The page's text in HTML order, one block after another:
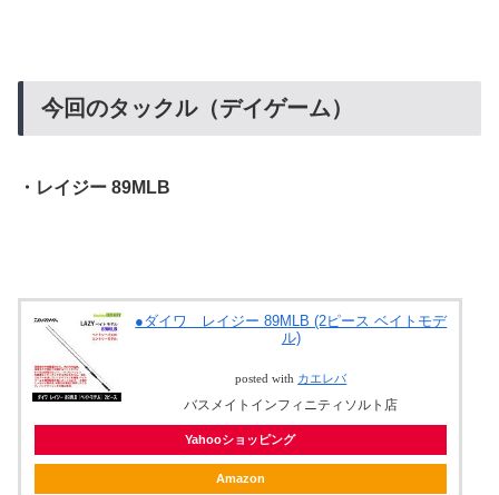
今回のタックル（デイゲーム）
・レイジー 89MLB
●ダイワ レイジー 89MLB (2ピース ベイトモデ
ル)
posted with カエレバ
バスメイトインフィニティソルト店
Yahooショッピング
Amazon